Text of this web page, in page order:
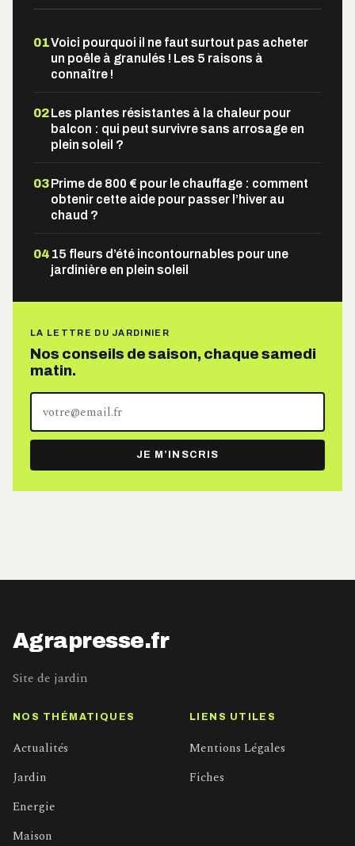
01Voici pourquoi il ne faut surtout pas acheter
un poêle à granulés ! Les 5 raisons à
connaître !
02Les plantes résistantes à la chaleur pour
balcon : qui peut survivre sans arrosage en
plein soleil ?
03Prime de 800 € pour le chauffage : comment
obtenir cette aide pour passer l’hiver au
chaud ?
04 15 fleurs d’été incontournables pour une
jardinière en plein soleil
LA LETTRE DU JARDINIER
Nos conseils de saison, chaque samedi
matin.
adresse
e-
mail
JE M’INSCRIS
Agrapresse.fr
Site de jardin
NOS THÉMATIQUES
Actualités
Jardin
Energie
Maison
LIENS UTILES
Mentions Légales
Fiches